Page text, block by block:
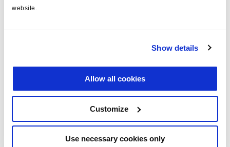
website.
Show details
Allow all cookies
Customize
Use necessary cookies only
Visualiser ModulT à 360°